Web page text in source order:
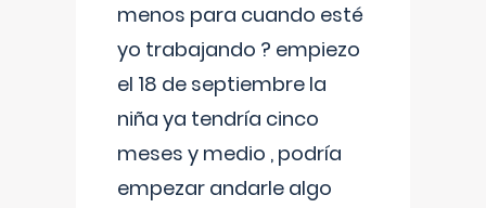
menos para cuando esté
yo trabajando ? empiezo
el 18 de septiembre la
niña ya tendría cinco
meses y medio , podría
empezar andarle algo